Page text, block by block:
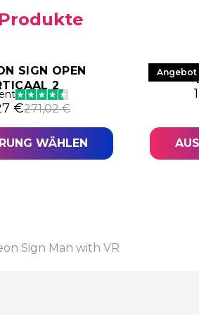
SIGN OPEN
2
271,02€
Preis war: 271,02 €
€Preis ist: 203,27 €.
WÄHLEN
Angebot
LED
Sign Man with VR